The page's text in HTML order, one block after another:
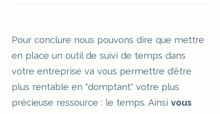
Pour conclure nous pouvons dire que mettre
en place un outil de suivi de temps dans
votre entreprise va vous permettre d'être
plus rentable en "domptant" votre plus
précieuse ressource : le temps. Ainsi vous